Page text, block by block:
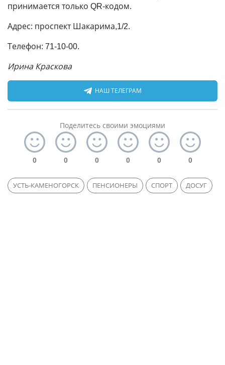
принимается только QR-кодом.
Адрес: проспект Шакарима,1/2.
Телефон: 71-10-00.
Ирина Краскова
НАШ ТЕЛЕГРАМ
Поделитесь своими эмоциями
0 0 0 0 0 0
УСТЬ-КАМЕНОГОРСК ПЕНСИОНЕРЫ СПОРТ ДОСУГ